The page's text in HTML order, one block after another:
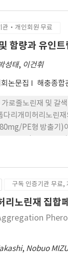
서는 멸강나방트
서 0~100%를 보
)을 장착하였는데,
포획에서 비효율
관·개인회원 무료
함량과 유인
성태, 이건휘
논문집 해충종합
로줄노린재 및 갈
다리개미허리노린
PE형 방출기)
재 및 썩덩나무노린
가로줄노린재의 유
구독 인증기관 무료,
리노린재 집합
, Nobuo